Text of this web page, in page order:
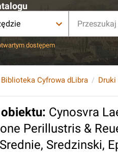
dostępem
Biblioteka Cyfrowa dLibra Druki
obiektu: Cynosvra
Perillustris &
Sredzinski,